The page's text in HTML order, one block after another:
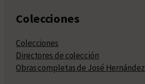
Colecciones
Colecciones
Directores de colección
Obras completas de José Hernández